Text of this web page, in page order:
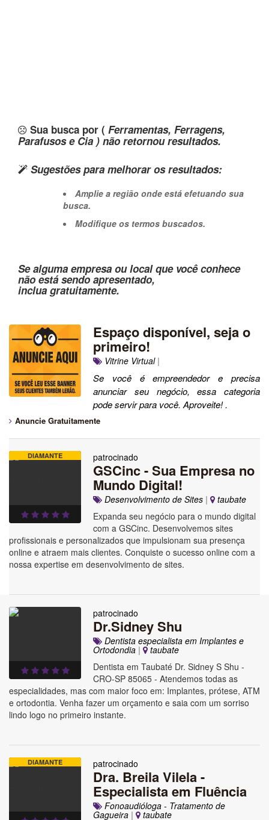
Sua busca por ( Ferramentas, Ferragens,
Parafusos e Cia ) não retornou resultados.
Sugestões para melhorar os resultados:
Amplie a região onde está efetuando sua
busca.
Modifique os termos buscados.
Se alguma empresa ou local que você conhece
não está sendo apresentado,
inclua gratuitamente.
Espaço disponível, seja o
primeiro!
Vitrine Virtual|
Se você é empreendedor e precisa
anunciar seu negócio, essa categoria
pode servir para você. Aproveite! .
Anuncie Gratuitamente
DIAMANTE patrocinado
GSCinc - Sua Empresa no
Mundo Digital!
Desenvolvimento de Sites |
taubate
Expanda seu negócio para o mundo digital
com a GSCinc. Desenvolvemos sites
profissionais e personalizados que impulsionam sua presença
online e atraem mais clientes. Conquiste o sucesso online com a
nossa expertise em desenvolvimento de sites.
patrocinado
Dr.Sidney Shu
Dentista especialista em Implantes e
Ortodondia |
taubate
Dentista em Taubaté Dr. Sidney S Shu -
CRO-SP 85065 - Atendemos todas as
especialidades, mas com maior foco em: Implantes, prótese, ATM
e ortodontia. Venha fazer um orçamento e saia com um sorriso
lindo logo no primeiro instante.
DIAMANTE patrocinado
Dra. Breila Vilela -
Especialista em Fluência
Fonoaudióloga - Tratamento de
Gagueira | taubate